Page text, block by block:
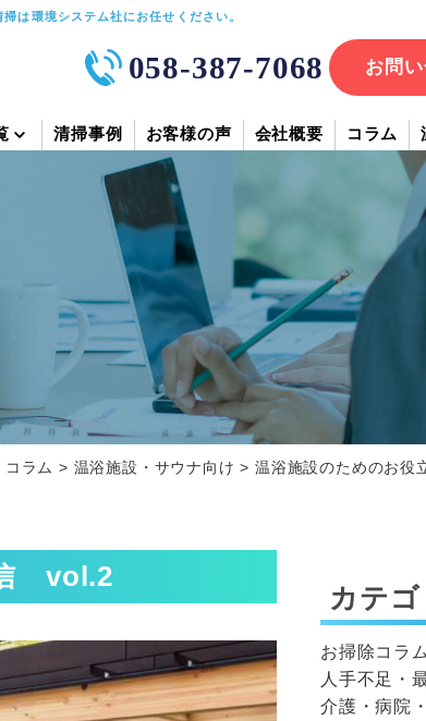
は環境システム社にお任せください。
058-387-7068 お問
清掃事例 お客様の声 会社概要 コラム
コラム > 温浴施設・サウナ向け > 温浴施設のためのお
vol.2
カテ
お掃除コラ
人手不足・
介護・病院